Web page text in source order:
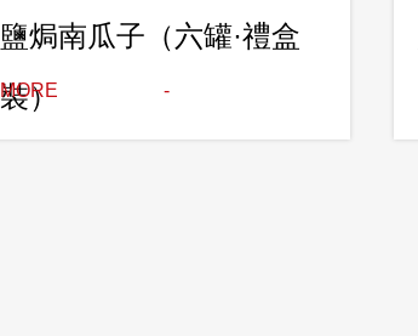
鹽焗南瓜子（六罐·禮盒
裝）
MORE